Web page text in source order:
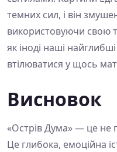
темних сил, і він
використовуючи свою
як іноді наші
втілюватися у щось
Висновок
«Острів Дума» — це не
Це глибока, емоційна